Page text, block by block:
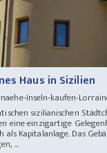
Haus in Sizilien
Inseln-kaufen-
sizilianischen
eine einzigartige
als Kapitalanlage. Das
...